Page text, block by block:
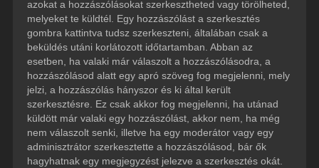
azokat a hozzászólásokat szerkesztheted vagy törölheted,
melyeket te küldtél. Egy hozzászólást a szerkesztés
gombra kattintva tudsz szerkeszteni, általában csak a
beküldés utáni korlátozott időtartamban. Abban az
esetben, ha valaki már válaszolt a hozzászólásodra, a
hozzászólásod alatt egy apró szöveg fog megjelenni, mely
jelzi, a hozzászólás hányszor és ki által került
szerkesztésre. Ez csak akkor fog megjelenni, ha utánad
küldött már valaki egy hozzászólást, akkor nem, ha még
nem válaszolt senki, illetve ha egy moderátor vagy egy
adminisztrátor szerkesztette a hozzászólásod, bár ők
hagyhatnak egy megjegyzést jelezve a szerkesztés okát.